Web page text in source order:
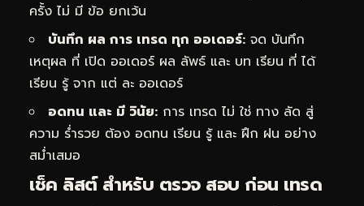
ครั้ง ไม่ มี ข้อ ยกเว้น
บันทึก ผล การ เทรด ทุก ออเดอร์: จด บันทึก
เหตุผล ที่ เปิด ออเดอร์ ผล ลัพธ์ และ บท เรียน ที่ ได้
เรียน รู้ จาก แต่ ละ ออเดอร์
อดทน และ มี วินัย: การ เทรด ไม่ ใช่ ทาง ลัด สู่
ความ ร่ำรวย ต้อง อดทน เรียน รู้ และ ฝึก ฝน อย่าง
สม่ำเสมอ
เช็ค ลิสต์ สำหรับ ตรวจ สอบ ก่อน เทรด